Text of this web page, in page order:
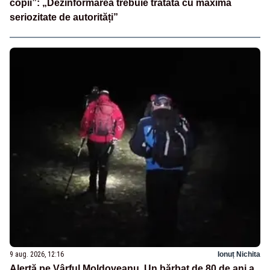
copii”: „Dezinformarea trebuie tratată cu maximă
seriozitate de autorități”
9 aug. 2026, 12:16 Ionuț Nichita